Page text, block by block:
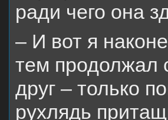
ради чего она
– И вот я
тем продолжал
друг – только
рухлядь